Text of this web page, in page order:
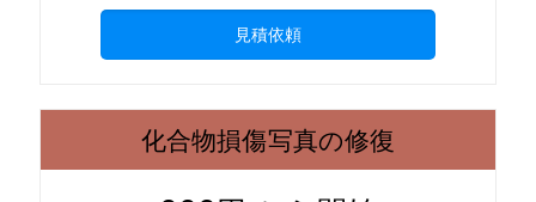
見積依頼
化合物損傷写真の修復